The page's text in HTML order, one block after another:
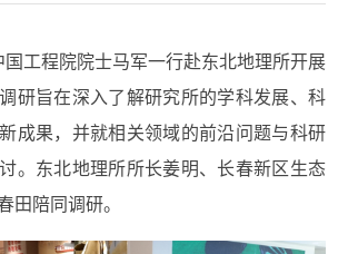
国工程院院士马军一行赴东北地理所开展
研旨在深入了解研究所的学科发展、科
成果，并就相关领域的前沿问题与科研
。东北地理所所长姜明、长春新区生态
田陪同调研。